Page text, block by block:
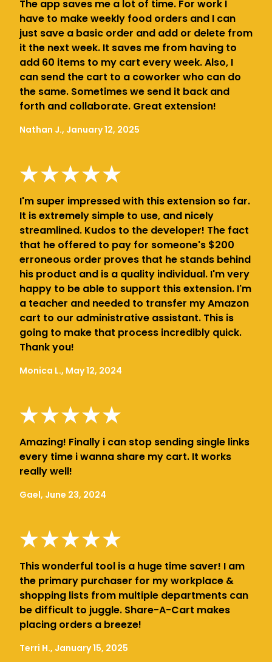
The app saves me a lot of time. For work I
have to make weekly food orders and I can
just save a basic order and add or delete from
it the next week. It saves me from having to
add 60 items to my cart every week. Also, I
can send the cart to a coworker who can do
the same. Sometimes we send it back and
forth and collaborate. Great extension!
Nathan J., January 12, 2025
I'm super impressed with this extension so far.
It is extremely simple to use, and nicely
streamlined. Kudos to the developer! The fact
that he offered to pay for someone's $200
erroneous order proves that he stands behind
his product and is a quality individual. I'm very
happy to be able to support this extension. I'm
a teacher and needed to transfer my Amazon
cart to our administrative assistant. This is
going to make that process incredibly quick.
Thank you!
Monica L., May 12, 2024
Amazing! Finally i can stop sending single links
every time i wanna share my cart. It works
really well!
Gael, June 23, 2024
This wonderful tool is a huge time saver! I am
the primary purchaser for my workplace &
shopping lists from multiple departments can
be difficult to juggle. Share-A-Cart makes
placing orders a breeze!
Terri H., January 15, 2025